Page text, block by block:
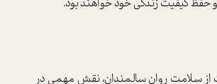
و حفظ کیفیت زندگی خود خواهند بود.
سلامت روان سالمندان، نقش مهمی در